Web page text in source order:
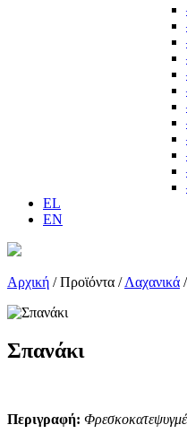
EL
EN
Αρχική /Προϊόντα /Λαχανικά /
Σπανάκι
Περιγραφή: